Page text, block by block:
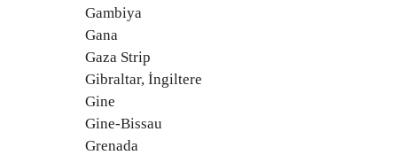
Gambiya
Gana
Gaza Strip
Gibraltar, İngiltere
Gine
Gine-Bissau
Grenada